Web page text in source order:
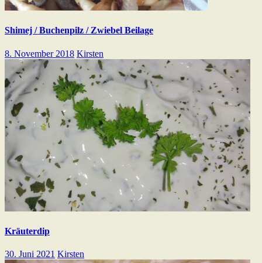
Shimej / Buchenpilz / Zwiebel Beilage
8. November 2018 Kirsten
Kräuterdip
30. Juni 2021 Kirsten